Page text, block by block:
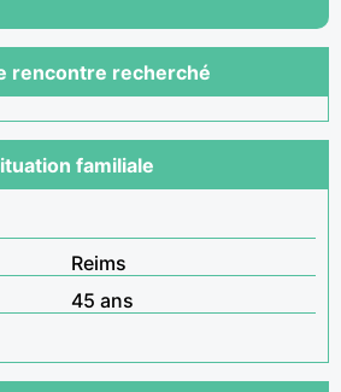
rencontre recherché
familiale
Reims
45 ans